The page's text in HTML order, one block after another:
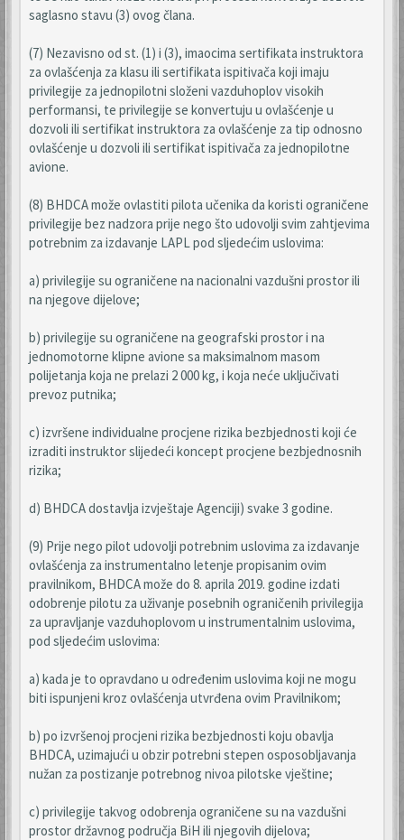
saglasno stavu (3) ovog člana.
(7) Nezavisno od st. (1) i (3), imaocima sertifikata instruktora
za ovlašćenja za klasu ili sertifikata ispitivača koji imaju
privilegije za jednopilotni složeni vazduhoplov visokih
performansi, te privilegije se konvertuju u ovlašćenje u
dozvoli ili sertifikat instruktora za ovlašćenje za tip odnosno
ovlašćenje u dozvoli ili sertifikat ispitivača za jednopilotne
avione.
(8) BHDCA može ovlastiti pilota učenika da koristi ograničene
privilegije bez nadzora prije nego što udovolji svim zahtjevima
potrebnim za izdavanje LAPL pod sljedećim uslovima:
a) privilegije su ograničene na nacionalni vazdušni prostor ili
na njegove dijelove;
b) privilegije su ograničene na geografski prostor i na
jednomotorne klipne avione sa maksimalnom masom
polijetanja koja ne prelazi 2 000 kg, i koja neće uključivati
prevoz putnika;
c) izvršene individualne procjene rizika bezbjednosti koji će
izraditi instruktor slijedeći koncept procjene bezbjednosnih
rizika;
d) BHDCA dostavlja izvještaje Agenciji) svake 3 godine.
(9) Prije nego pilot udovolji potrebnim uslovima za izdavanje
ovlašćenja za instrumentalno letenje propisanim ovim
pravilnikom, BHDCA može do 8. aprila 2019. godine izdati
odobrenje pilotu za uživanje posebnih ograničenih privilegija
za upravljanje vazduhoplovom u instrumentalnim uslovima,
pod sljedećim uslovima:
a) kada je to opravdano u određenim uslovima koji ne mogu
biti ispunjeni kroz ovlašćenja utvrđena ovim Pravilnikom;
b) po izvršenoj procjeni rizika bezbjednosti koju obavlja
BHDCA, uzimajući u obzir potrebni stepen osposobljavanja
nužan za postizanje potrebnog nivoa pilotske vještine;
c) privilegije takvog odobrenja ograničene su na vazdušni
prostor državnog područja BiH ili njegovih dijelova;